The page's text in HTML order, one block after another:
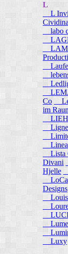
L
L
Cividina
labo
Co
im
Ligne
Lista
Divani
Hjelle
LoCa
Designs
Louis
Luxy